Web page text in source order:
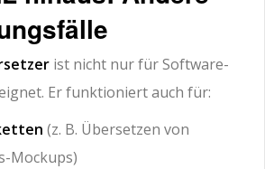
ist nicht nur für Software-
Er funktioniert auch für:
(z. B. Übersetzen von
Mockups)